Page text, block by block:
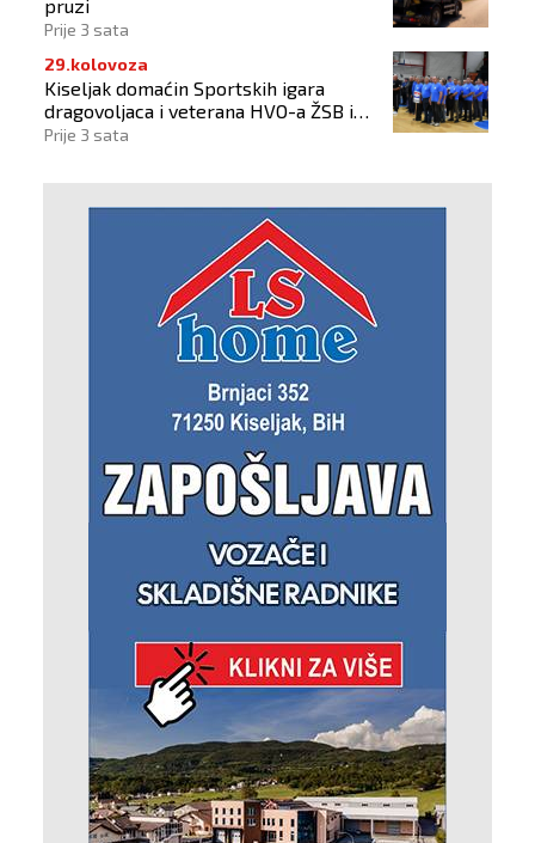
pruzi
Prije 3 sata
29.kolovoza
Kiseljak domaćin Sportskih igara
dragovoljaca i veterana HVO-a ŽSB i
Dana branitelja
Prije 3 sata